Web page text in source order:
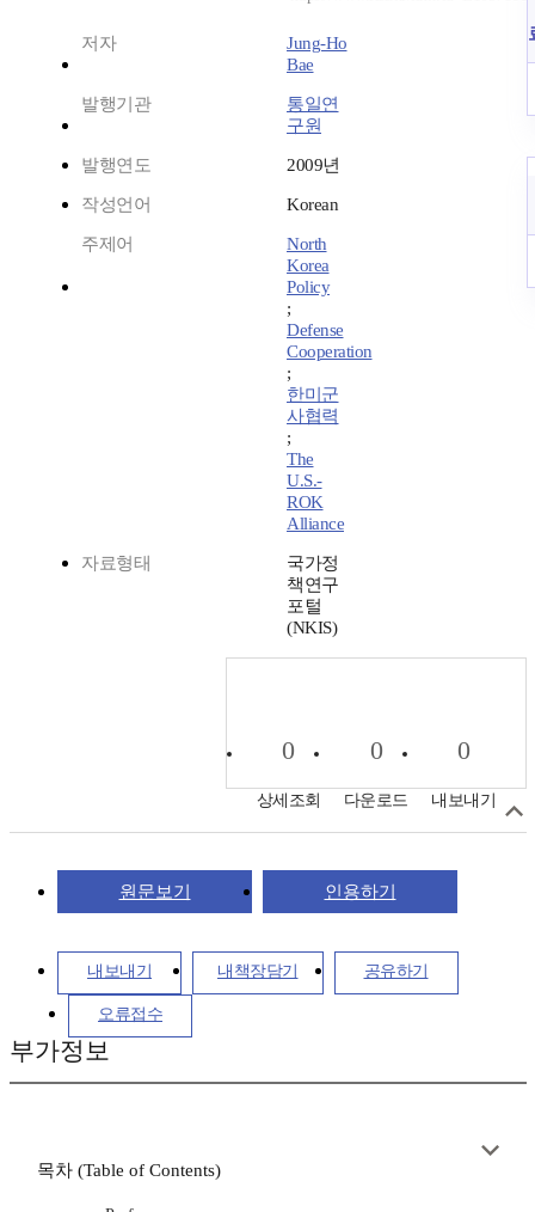
저자
Jung-Ho
Bae
발행기관
통일연
구원
발행연도 2009년
작성언어 Korean
주제어
North
Korea
Policy
;
Defense
Cooperation
;
한미군
사협력
;
The
U.S.-
ROK
Alliance
자료형태
국가정
책연구
포털
(NKIS)
0
상세조회
0
다운로드
0
내보내기
원문보기 인용하기
내보내기 내책장담기 공유하기
오류접수
부가정보
목차 (Table of Contents)